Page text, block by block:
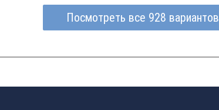
Посмотреть все 928 вариантов